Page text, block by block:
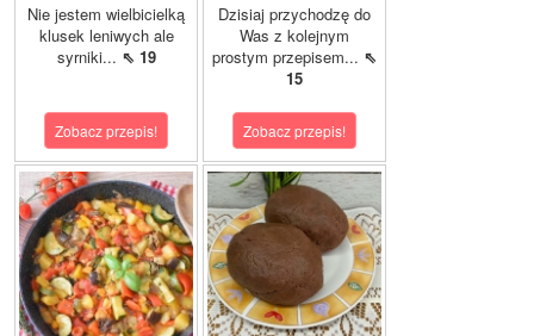
Nie jestem wielbicielką
klusek leniwych ale
syrniki... ⇖ 19
Zobacz przepis!
Dzisiaj przychodzę do
Was z kolejnym
prostym przepisem... ⇖
15
Zobacz przepis!